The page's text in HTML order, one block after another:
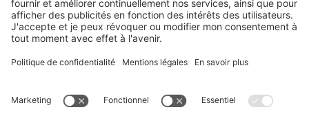
Social Links